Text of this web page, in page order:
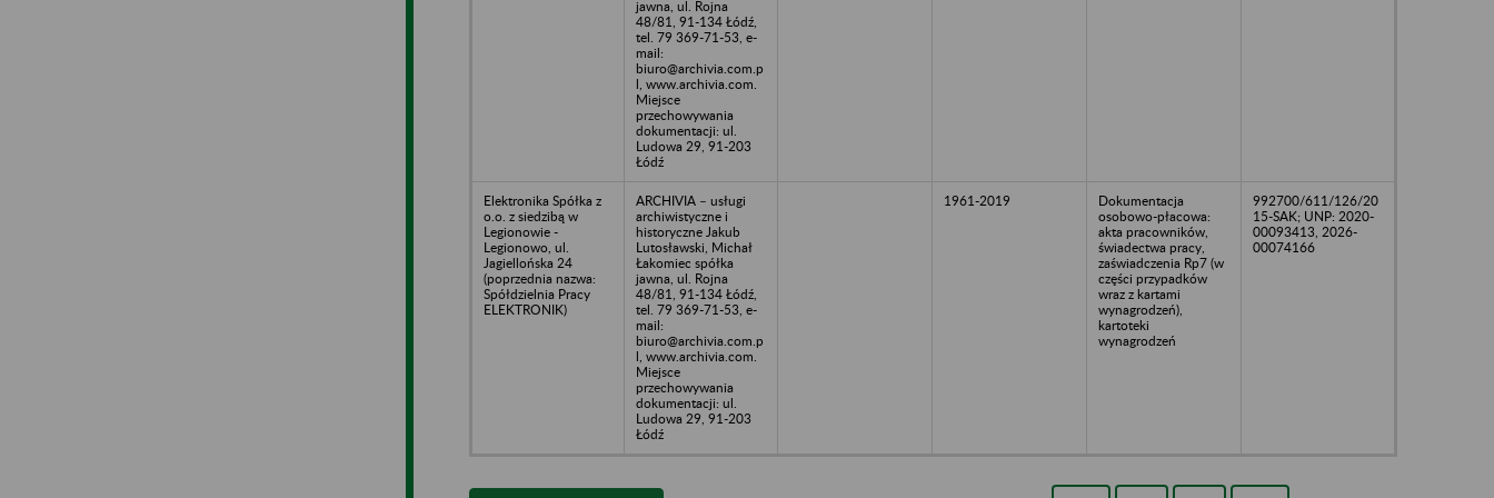
jawna, ul. Rojna
48/81, 91-134 Łódź,
tel. 79 369-71-53, e-
mail:
biuro@archivia.com.p
l, www.archivia.com.
Miejsce
przechowywania
dokumentacji: ul.
Ludowa 29, 91-203
Łódź
Elektronika Spółka z
o.o. z siedzibą w
Legionowie -
Legionowo, ul.
Jagiellońska 24
(poprzednia nazwa:
Spółdzielnia Pracy
ELEKTRONIK)
ARCHIVIA – usługi
archiwistyczne i
historyczne Jakub
Lutosławski, Michał
Łakomiec spółka
jawna, ul. Rojna
48/81, 91-134 Łódź,
tel. 79 369-71-53, e-
mail:
biuro@archivia.com.p
l, www.archivia.com.
Miejsce
przechowywania
dokumentacji: ul.
Ludowa 29, 91-203
Łódź
1961-2019
Dokumentacja
osobowo-płacowa:
akta pracowników,
świadectwa pracy,
zaświadczenia Rp7 (w
części przypadków
wraz z kartami
wynagrodzeń),
kartoteki
wynagrodzeń
992700/611/126/20
15-SAK; UNP: 2020-
00093413, 2026-
00074166